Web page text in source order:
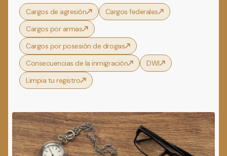
Cargos de agresión
Cargos federales
Cargos por armas
Cargos por posesión de drogas
Consecuencias de la inmigración
DWI
Limpia tu registro